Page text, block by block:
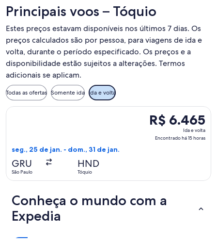
Principais voos – Tóquio
Estes preços estavam disponíveis nos últimos 7 dias. Os
preços calculados são por pessoa, para viagens de ida e
volta, durante o período especificado. Os preços e a
disponibilidade estão sujeitos a alterações. Termos
adicionais se aplicam.
Todas as ofertas Somente ida Ida e volta
R$ 6.465
Ida
R$ 6.465
Ida e volta
Encontrado há 15 horas
seg., 25 de jan. - dom., 31 de jan.
GRU
São Paulo
HND
Tóquio
Selecionar o voo da Japan Airlines, que sai em seg., 25 de
Conheça o mundo com a
Expedia